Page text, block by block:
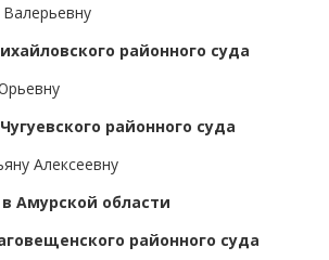
районного суда
районного суда
Алексеевну
в Амурской области
районного суда